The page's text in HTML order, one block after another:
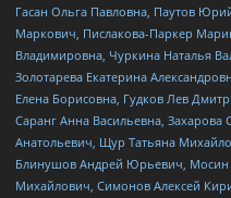
Гасан Ольга Павловна, Паутов
Маркович, Пислакова-Паркер
Владимировна, Чуркина Наталья
Золотарева Екатерина
Елена Борисовна, Гудков Лев
Саранг Анна Васильевна, Захарова
Анатольевич, Щур Татьяна
Блинушов Андрей Юрьевич, Мосин
Михайлович, Симонов Алексей